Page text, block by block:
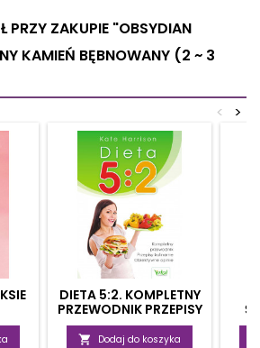
PRZY ZAKUPIE "OBSYDIAN
KAMIEŃ BĘBNOWANY (2 ~ 3
>
<
DIETA 5:2. KOMPLETNY
PRZEWODNIK PRZEPISY
KULINARNE,
OBIEKTYWNE OPINIE
 Dodaj do koszyka